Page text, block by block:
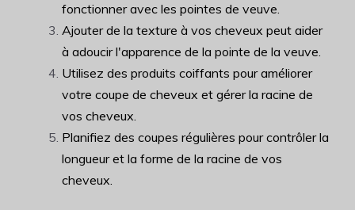
fonctionner avec les pointes de veuve.
Ajouter de la texture à vos cheveux peut aider
à adoucir l'apparence de la pointe de la veuve.
Utilisez des produits coiffants pour améliorer
votre coupe de cheveux et gérer la racine de
vos cheveux.
Planifiez des coupes régulières pour contrôler la
longueur et la forme de la racine de vos
cheveux.